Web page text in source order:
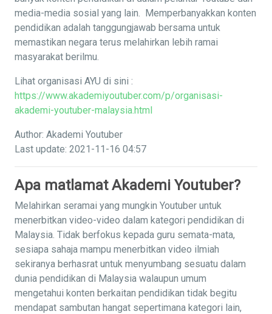
media-media sosial yang lain. Memperbanyakkan konten
pendidikan adalah tanggungjawab bersama untuk
memastikan negara terus melahirkan lebih ramai
masyarakat berilmu.
Lihat organisasi AYU di sini :
https://www.akademiyoutuber.com/p/organisasi-
akademi-youtuber-malaysia.html
Author: Akademi Youtuber
Last update: 2021-11-16 04:57
Apa matlamat Akademi Youtuber?
Melahirkan seramai yang mungkin Youtuber untuk
menerbitkan video-video dalam kategori pendidikan di
Malaysia. Tidak berfokus kepada guru semata-mata,
sesiapa sahaja mampu menerbitkan video ilmiah
sekiranya berhasrat untuk menyumbang sesuatu dalam
dunia pendidikan di Malaysia walaupun umum
mengetahui konten berkaitan pendidikan tidak begitu
mendapat sambutan hangat sepertimana kategori lain,